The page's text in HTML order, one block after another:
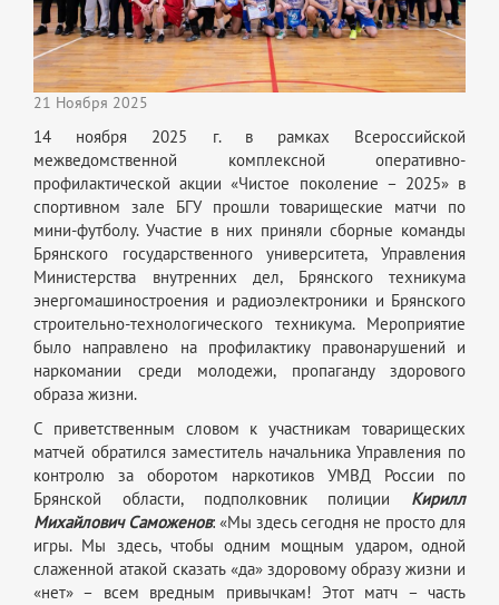
21 Ноября 2025
14 ноября 2025 г. в рамках Всероссийской
межведомственной комплексной оперативно-
профилактической акции «Чистое поколение – 2025» в
спортивном зале БГУ прошли товарищеские матчи по
мини-футболу. Участие в них приняли сборные команды
Брянского государственного университета, Управления
Министерства внутренних дел, Брянского техникума
энергомашиностроения и радиоэлектроники и Брянского
строительно-технологического техникума. Мероприятие
было направлено на профилактику правонарушений и
наркомании среди молодежи, пропаганду здорового
образа жизни.
С приветственным словом к участникам товарищеских
матчей обратился заместитель начальника Управления по
контролю за оборотом наркотиков УМВД России по
Брянской области, подполковник полиции Кирилл
Михайлович Саможенов: «Мы здесь сегодня не просто для
игры. Мы здесь, чтобы одним мощным ударом, одной
слаженной атакой сказать «да» здоровому образу жизни и
«нет» – всем вредным привычкам! Этот матч – часть